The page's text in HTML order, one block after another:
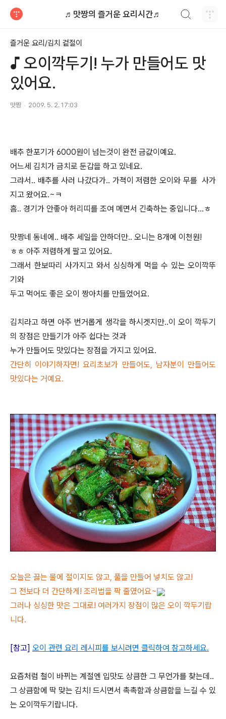
♬맛짱의 즐거운 요리시간♬
즐거운 요리/김치 겉절이
♪ 오이깍두기! 누가 만들어도 맛
있어요.
맛짱 2009. 5. 2. 17:03
배추 한포기가 6000원이 넘는것이 완전 금값이예요.
어느세 김치가 금치로 둔갑을 하고 있네요.
그랴서.. 배추를 사러 나갔다가.. 가젹이 저렴한 오이와 무를 사가
지고 왔어요.~ㅋ
흠.. 경기가 안좋아 허리띠를 조여 메면서 긴축하는 중입니다...ㅎ
맛짱네 동네에.. 배추 세일을 안하더만.. 오니는 8개에 이천원!
ㅎㅎ 아주 저렴하게 팔고 있어요.
그래서 한보따리 사가지고 와서 싱싱하게 먹을 수 있는 오이깍뚜
기와
두고 먹어도 좋은 오이 짱아치를 만들었어요.
김치라고 하면 아주 번거롭게 생각을 하시겟지만..이 오이 깍두기
의 장점은 만들기가 아주 쉽다는 것과
누가 만들어도 맛있다는 장점을 가지고 있어요.
간단히 이야기하자면! 요리초보가 만들어도, 남자분이 만들어도
맛있다는 거예요.
오늘은 끓는 물에 절이지도 않고, 풀을 만들어 넣치도 않고!
그 전보다 더 간단하게! 조리법을 팍 줄였어요~
그러나 싱싱한 맛은 그대로! 여러가지 장점이 많은 오이 깍두기랍
니다.
[참고] 오이 관련 요리 레시피를 보시려면 클릭하여 참고하세요.
요즘처럼 철이 바뀌는 계절엔 입맛도 상큼한 그 무언가를 찾는데..
그 상큼함에 딱 맞는 김치! 드시면서 촉촉함과 상큼함을 느길 수 있
는 오이깍두기랍니다.